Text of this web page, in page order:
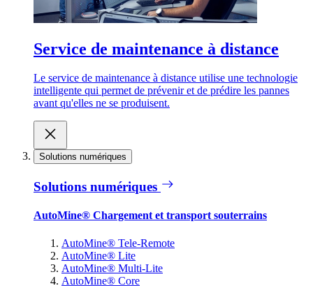
Service de maintenance à distance
Le service de maintenance à distance utilise une technologie
intelligente qui permet de prévenir et de prédire les pannes
avant qu'elles ne se produisent.
Solutions numériques
Solutions numériques
AutoMine® Chargement et transport souterrains
AutoMine® Tele-Remote
AutoMine® Lite
AutoMine® Multi-Lite
AutoMine® Core